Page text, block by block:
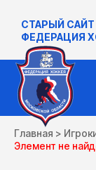
СТАРЫЙ САЙТ
ФЕДЕРАЦИЯ
Главная >
Элемент не